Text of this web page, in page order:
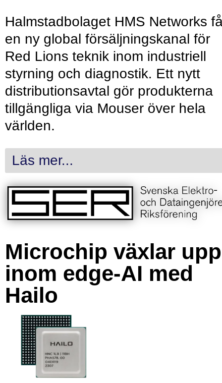
Halmstadbolaget HMS Networks
en ny global försäljningskanal för
Red Lions teknik inom industriell
styrning och diagnostik. Ett nytt
distributionsavtal gör produkterna
tillgängliga via Mouser över hela
världen.
Läs mer...
Microchip växlar upp
inom edge-AI med
Hailo